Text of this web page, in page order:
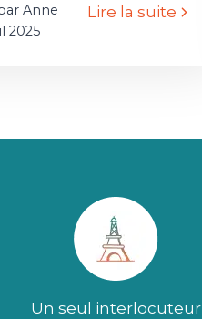
Anne
2025
Lire la suite
Un seul interlocuteur